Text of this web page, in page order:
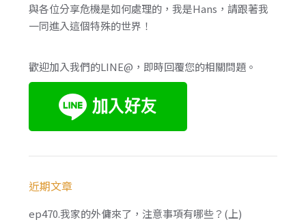
與各位分享危機是如何處理的，我是Hans，請跟著我
一同進入這個特殊的世界！
歡迎加入我們的LINE@，即時回覆您的相關問題。
近期文章
ep470.我家的外傭來了，注意事項有哪些？(上)